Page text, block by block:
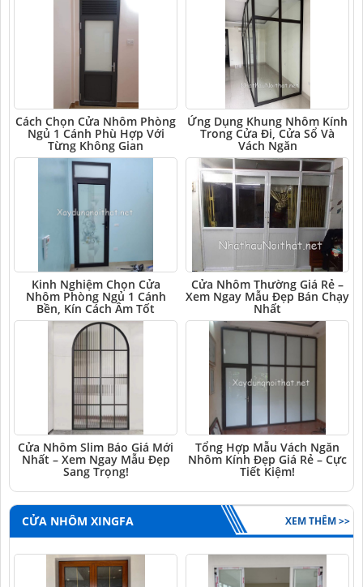
Cách Chọn Cửa Nhôm Phòng
Ngủ 1 Cánh Phù Hợp Với
Từng Không Gian
Ứng Dụng Khung Nhôm Kính
Trong Cửa Đi, Cửa Sổ Và
Vách Ngăn
Kinh Nghiệm Chọn Cửa
Nhôm Phòng Ngủ 1 Cánh
Bền, Kín Cách Âm Tốt
Cửa Nhôm Thường Giá Rẻ –
Xem Ngay Mẫu Đẹp Bán Chạy
Nhất
Cửa Nhôm Slim Báo Giá Mới
Nhất – Xem Ngay Mẫu Đẹp
Sang Trọng!
Tổng Hợp Mẫu Vách Ngăn
Nhôm Kính Đẹp Giá Rẻ – Cực
Tiết Kiệm!
CỬA NHÔM XINGFA XEM THÊM >>